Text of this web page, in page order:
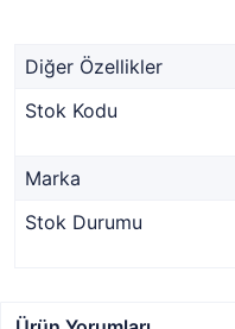
Diğer Özellikler
Stok Kodu
Marka
Stok Durumu